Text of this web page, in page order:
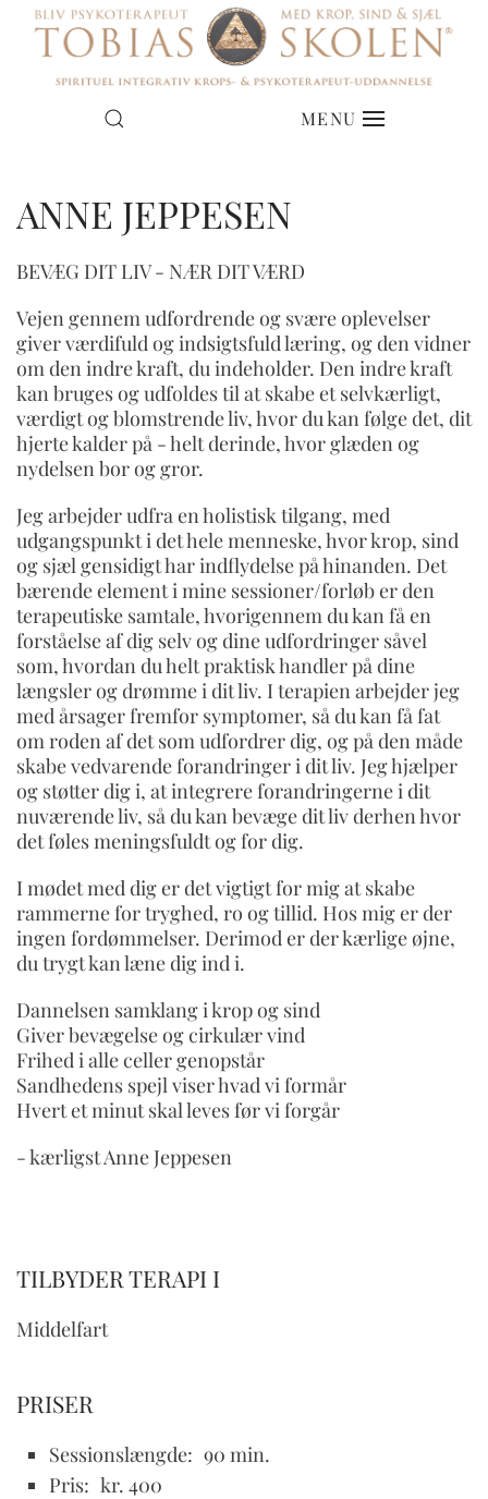
MENU
ANNE JEPPESEN
BEVÆG DIT LIV - NÆR DIT VÆRD
Vejen gennem udfordrende og svære oplevelser
giver værdifuld og indsigtsfuld læring, og den vidner
om den indre kraft, du indeholder. Den indre kraft
kan bruges og udfoldes til at skabe et selvkærligt,
værdigt og blomstrende liv, hvor du kan følge det, dit
hjerte kalder på - helt derinde, hvor glæden og
nydelsen bor og gror.
Jeg arbejder udfra en holistisk tilgang, med
udgangspunkt i det hele menneske, hvor krop, sind
og sjæl gensidigt har indflydelse på hinanden. Det
bærende element i mine sessioner/forløb er den
terapeutiske samtale, hvorigennem du kan få en
forståelse af dig selv og dine udfordringer såvel
som, hvordan du helt praktisk handler på dine
længsler og drømme i dit liv. I terapien arbejder jeg
med årsager fremfor symptomer, så du kan få fat
om roden af det som udfordrer dig, og på den måde
skabe vedvarende forandringer i dit liv. Jeg hjælper
og støtter dig i, at integrere forandringerne i dit
nuværende liv, så du kan bevæge dit liv derhen hvor
det føles meningsfuldt og for dig.
I mødet med dig er det vigtigt for mig at skabe
rammerne for tryghed, ro og tillid. Hos mig er der
ingen fordømmelser. Derimod er der kærlige øjne,
du trygt kan læne dig ind i.
Dannelsen samklang i krop og sind
Giver bevægelse og cirkulær vind
Frihed i alle celler genopstår
Sandhedens spejl viser hvad vi formår
Hvert et minut skal leves før vi forgår
- kærligst Anne Jeppesen
TILBYDER TERAPI I
Middelfart
PRISER
Sessionslængde: 90 min.
Pris: kr. 400